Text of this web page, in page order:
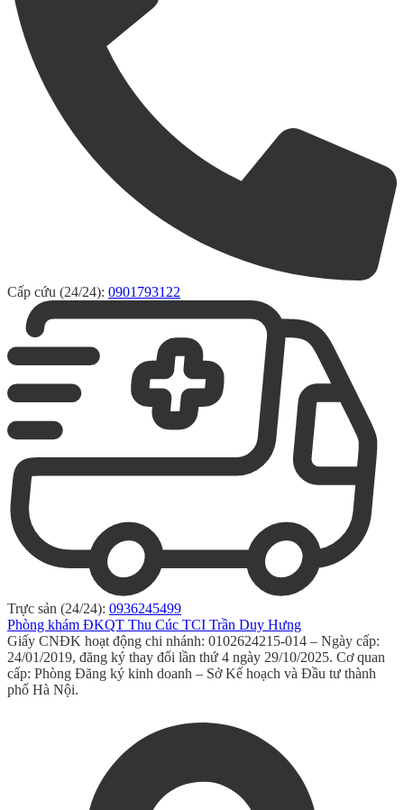
Cấp cứu (24/24): 0901793122
Trực sản (24/24): 0936245499
Phòng khám ĐKQT Thu Cúc TCI Trần Duy Hưng
Giấy CNĐK hoạt động chi nhánh: 0102624215-014 – Ngày cấp:
24/01/2019, đăng ký thay đổi lần thứ 4 ngày 29/10/2025. Cơ quan
cấp: Phòng Đăng ký kinh doanh – Sở Kế hoạch và Đầu tư thành
phố Hà Nội.